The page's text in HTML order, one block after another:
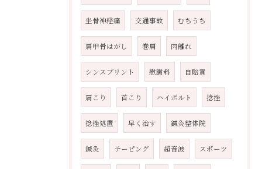
坐骨神経痛 交通事故 むちうち
肩甲骨はがし 巻肩 肉離れ
シンスプリント 慰謝料 自賠責
肩こり 首こり ハイボルト 捻挫
捻挫処置 早く治す 鍼灸整体院
鍼灸 テーピング 超音波 スポーツ